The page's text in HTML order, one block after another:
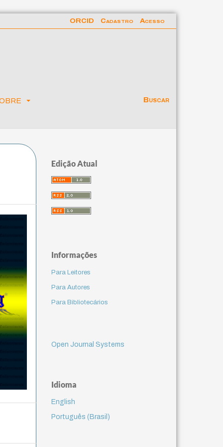
Buscar
ORCID Cadastro Acesso
Edição Atual
Informações
Para Leitores
Para Autores
Para Bibliotecários
Open Journal Systems
Idioma
English
Português (Brasil)